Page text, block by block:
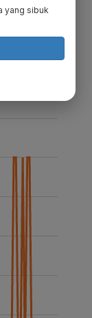
yang sibuk